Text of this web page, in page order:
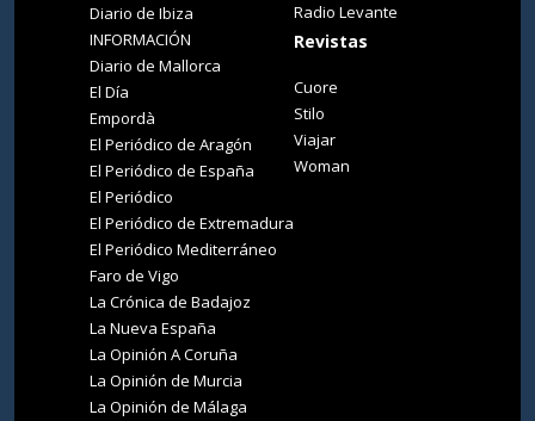
Diario de Ibiza
INFORMACIÓN
Diario de Mallorca
El Día
Empordà
El Periódico de Aragón
El Periódico de España
El Periódico
El Periódico de Extremadura
El Periódico Mediterráneo
Faro de Vigo
La Crónica de Badajoz
La Nueva España
La Opinión A Coruña
La Opinión de Murcia
La Opinión de Málaga
Radio Levante
Revistas
Cuore
Stilo
Viajar
Woman